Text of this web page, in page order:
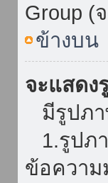
Group (
ข้างบน
จะแสดง
มีรูปภา
1.รูปภ
ข้อความ